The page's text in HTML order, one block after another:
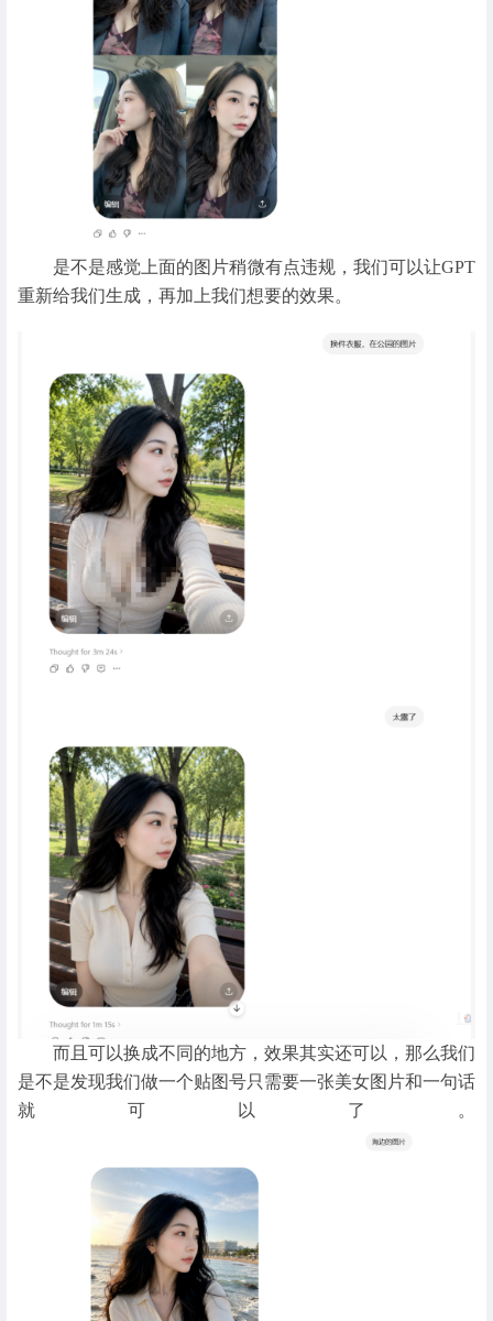
是不是感觉上面的图片稍微有点违规，我们可以让GPT
重新给我们生成，再加上我们想要的效果。
而且可以换成不同的地方，效果其实还可以，那么我们
是不是发现我们做一个贴图号只需要一张美女图片和一句话
就可以了。